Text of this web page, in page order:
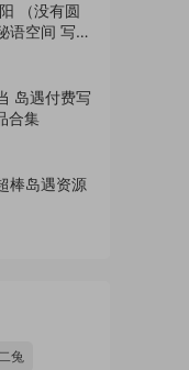
（没有圆
语空间 写真
岛遇付费写
合集
棒岛遇资源
兔